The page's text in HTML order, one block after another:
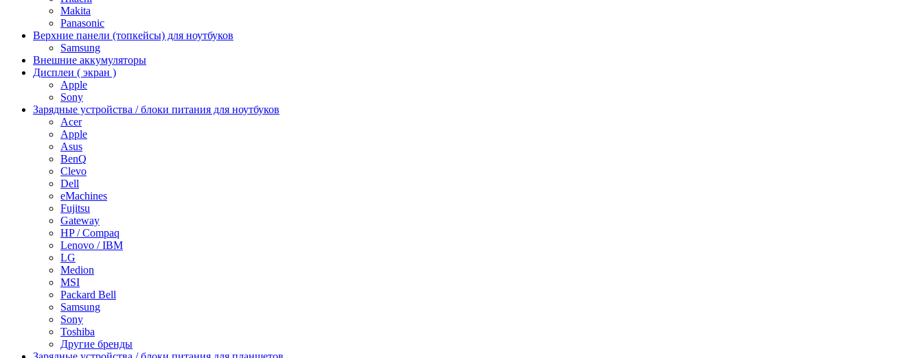
Makita
Panasonic
Верхние панели (топкейсы) для ноутбуков
Samsung
Внешние аккумуляторы
Дисплеи ( экран )
Apple
Sony
Зарядные устройства / блоки питания для ноутбуков
Acer
Apple
Asus
BenQ
Clevo
Dell
eMachines
Fujitsu
Gateway
HP / Compaq
Lenovo / IBM
LG
Medion
MSI
Packard Bell
Samsung
Sony
Toshiba
Другие бренды